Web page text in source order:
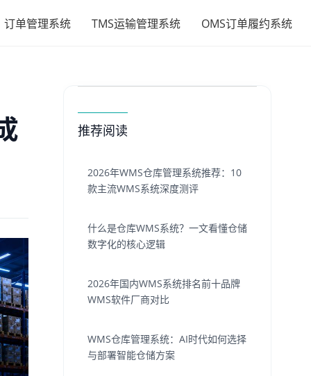
订单管理系统 TMS运输管理系统 OMS订单履约系统
推荐阅读
2026年WMS仓库管理系统推荐：10
款主流WMS系统深度测评
什么是仓库WMS系统？一文看懂仓储
数字化的核心逻辑
2026年国内WMS系统排名前十品牌
WMS软件厂商对比
WMS仓库管理系统：AI时代如何选择
与部署智能仓储方案